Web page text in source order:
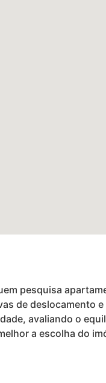
pesquisa
de deslocamento
avaliando o
a escolha do